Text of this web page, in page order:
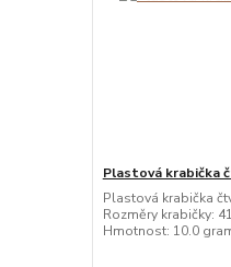
Plastová krabička
Plastová krabička
Rozměry krabičky:
Hmotnost: 10.0